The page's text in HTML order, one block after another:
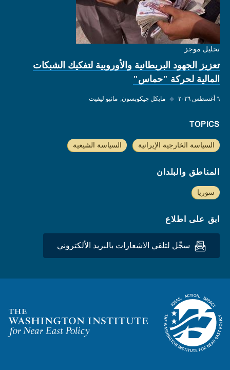
تحليل موجز
تعزيز الجهود البريطانية والأوروبية لتفكيك الشبكات
المالية لحركة "حماس"
٦ أغسطس ٢٠٢٦ ◆ مايكل جيكوبسون ماثيو ليفيت
TOPICS
السياسة الخارجية الإيرانية السياسة الشيعية
المناطق والبلدان
سوريا
ابق على اطلاع
سجِّل لتلقي الاشعارات بالبريد الألكتروني
Homepage